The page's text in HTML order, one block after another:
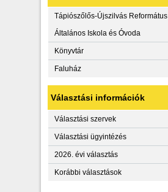
Tápiószőlős-Újszilvás Református
Általános Iskola és Óvoda
Könyvtár
Faluház
Választási információk
Választási szervek
Választási ügyintézés
2026. évi választás
Korábbi választások